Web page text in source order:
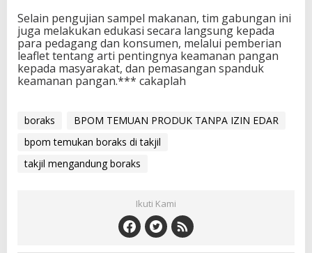
Selain pengujian sampel makanan, tim gabungan ini
juga melakukan edukasi secara langsung kepada
para pedagang dan konsumen, melalui pemberian
leaflet tentang arti pentingnya keamanan pangan
kepada masyarakat, dan pemasangan spanduk
keamanan pangan.*** cakaplah
boraks
BPOM TEMUAN PRODUK TANPA IZIN EDAR
bpom temukan boraks di takjil
takjil mengandung boraks
Ikuti Kami